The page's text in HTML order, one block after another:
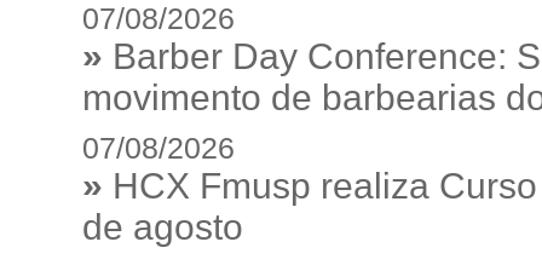
07/08/2026
» Barber Day Conference:
movimento de barbearias
07/08/2026
» HCX Fmusp realiza
de agosto